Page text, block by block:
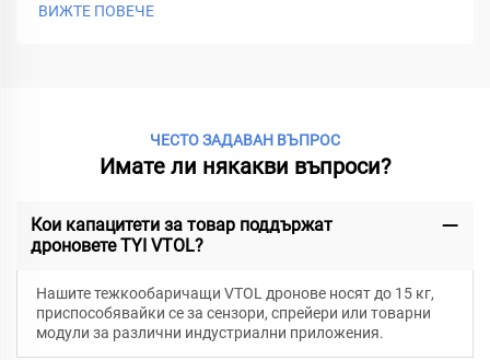
ВИЖТЕ ПОВЕЧЕ
ЧЕСТО ЗАДАВАН ВЪПРОС
Имате ли някакви въпроси?
Кои капацитети за товар поддържат
дроновете TYI VTOL?
Нашите тежкообаричащи VTOL дронове носят до 15 кг,
приспособявайки се за сензори, спрейери или товарни
модули за различни индустриални приложения.